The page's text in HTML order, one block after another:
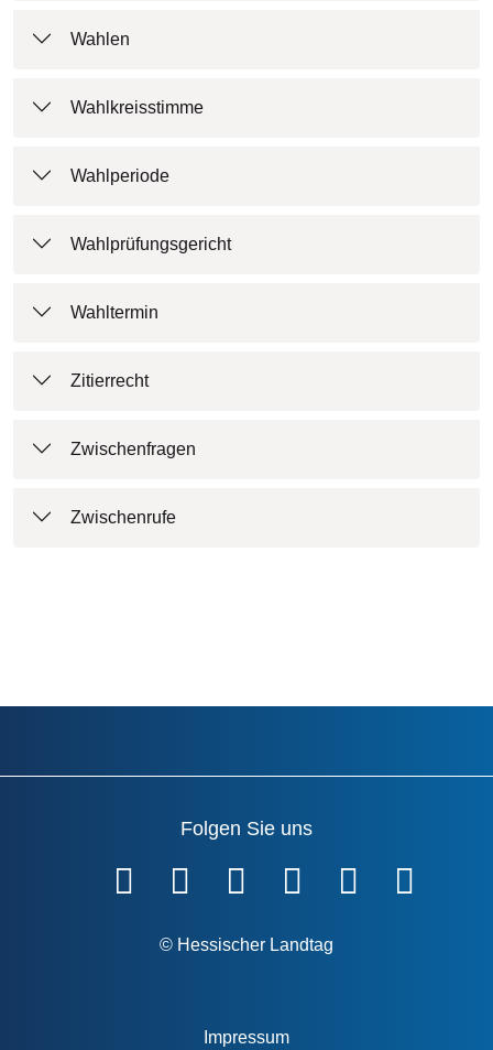
Wahlen
Wahlkreisstimme
Wahlperiode
Wahlprüfungsgericht
Wahltermin
Zitierrecht
Zwischenfragen
Zwischenrufe
Folgen Sie uns
© Hessischer Landtag
Impressum